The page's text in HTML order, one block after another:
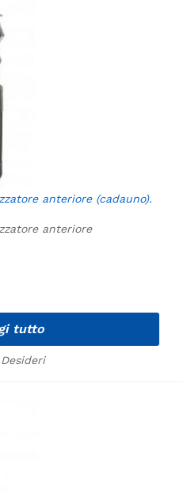
anteriore (cadauno).
anteriore
tutto